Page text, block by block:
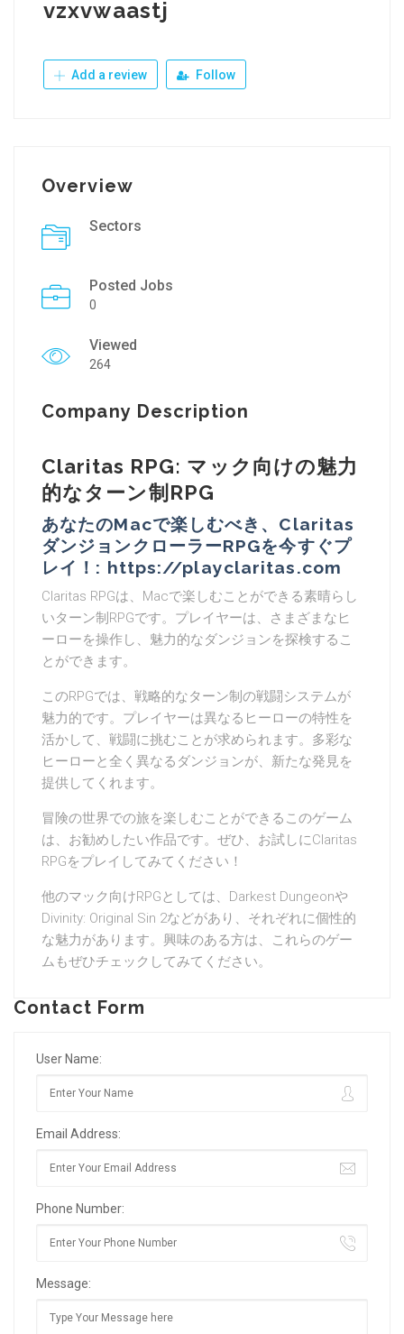
vzxvwaastj
Add a review Follow
Overview
Sectors
Posted Jobs
0
Viewed
264
Company Description
Claritas RPG: マック向けの魅力
的なターン制RPG
あなたのMacで楽しむべき、Claritas
ダンジョンクローラーRPGを今すぐプ
レイ！: https://playclaritas.com
Claritas RPGは、Macで楽しむことができる素晴らし
いターン制RPGです。プレイヤーは、さまざまなヒ
ーローを操作し、魅力的なダンジョンを探検するこ
とができます。
このRPGでは、戦略的なターン制の戦闘システムが
魅力的です。プレイヤーは異なるヒーローの特性を
活かして、戦闘に挑むことが求められます。多彩な
ヒーローと全く異なるダンジョンが、新たな発見を
提供してくれます。
冒険の世界での旅を楽しむことができるこのゲーム
は、お勧めしたい作品です。ぜひ、お試しにClaritas
RPGをプレイしてみてください！
他のマック向けRPGとしては、Darkest Dungeonや
Divinity: Original Sin 2などがあり、それぞれに個性的
な魅力があります。興味のある方は、これらのゲー
ムもぜひチェックしてみてください。
Contact Form
User Name:
Email Address:
Phone Number:
Message: